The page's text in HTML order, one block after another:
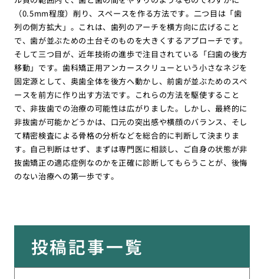
（0.5mm程度）削り、スペースを作る方法です。二つ目は「歯
列の側方拡大」。これは、歯列のアーチを横方向に広げること
で、歯が並ぶための土台そのものを大きくするアプローチです。
そして三つ目が、近年技術の進歩で注目されている「臼歯の後方
移動」です。歯科矯正用アンカースクリューという小さなネジを
固定源として、奥歯全体を後方へ動かし、前歯が並ぶためのスペ
ースを前方に作り出す方法です。これらの方法を駆使すること
で、非抜歯での治療の可能性は広がりました。しかし、最終的に
非抜歯が可能かどうかは、口元の突出感や横顔のバランス、そし
て精密検査による骨格の分析などを総合的に判断して決まりま
す。自己判断はせず、まずは専門医に相談し、ご自身の状態が非
抜歯矯正の適応症例なのかを正確に診断してもらうことが、後悔
のない治療への第一歩です。
投稿記事一覧